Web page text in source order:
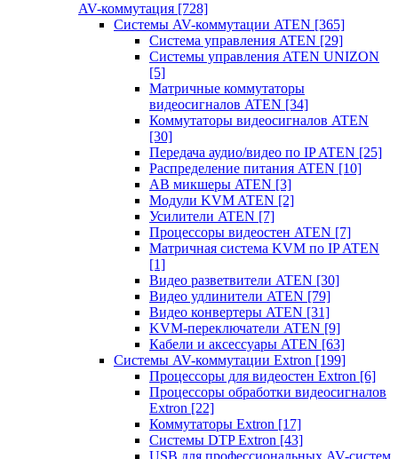
AV-коммутация [728]
Системы AV-коммутации ATEN [365]
Система управления ATEN [29]
Системы управления ATEN UNIZON
[5]
Матричные коммутаторы
видеосигналов ATEN [34]
Коммутаторы видеосигналов ATEN
[30]
Передача аудио/видео по IP ATEN [25]
Распределение питания ATEN [10]
АВ микшеры ATEN [3]
Модули KVM ATEN [2]
Усилители ATEN [7]
Процессоры видеостен ATEN [7]
Матричная система KVM по IP ATEN
[1]
Видео разветвители ATEN [30]
Видео удлинители ATEN [79]
Видео конвертеры ATEN [31]
KVM-переключатели ATEN [9]
Кабели и аксессуары ATEN [63]
Системы AV-коммутации Extron [199]
Процессоры для видеостен Extron [6]
Процессоры обработки видеосигналов
Extron [22]
Коммутаторы Extron [17]
Системы DTP Extron [43]
USB для профессиональных AV-систем